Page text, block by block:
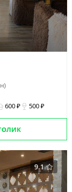
600 ₽ 500 ₽
9.1